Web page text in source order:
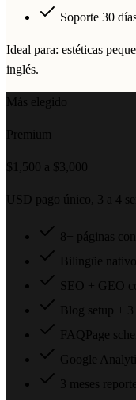
Soporte 30
Ideal para: estéticas
inglés.
Más elegido
Premium
$1,500 a $3,000
USD pago único, 3 a 4
8+ páginas
Bilingüe
SEO + GEO
Blog setup +
FAQPage
Google
3 meses